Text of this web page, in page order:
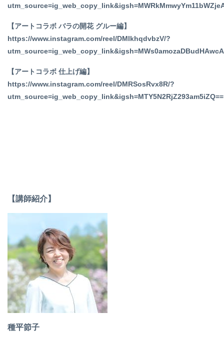
【アートコラボ バラの開花 グルー編】
https://www.instagram.com/reel/DMIkhqdvbzV/?
【アートコラボ 仕上げ編】
https://www.instagram.com/reel/DMRSosRvx8R/?
utm_source=ig_web_copy_link&igsh=MTY5N2RjZ293am5iZQ==
【講師紹介】
種平節子